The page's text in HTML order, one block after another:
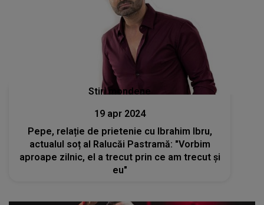
Stiri mondene
19 apr 2024
Pepe, relație de prietenie cu Ibrahim Ibru,
actualul soț al Ralucăi Pastramă: "Vorbim
aproape zilnic, el a trecut prin ce am trecut și
eu"